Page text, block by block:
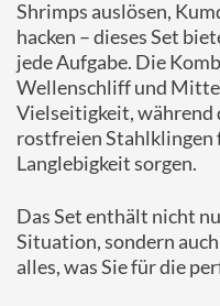
Shrimps auslösen,
hacken – dieses Set
jede Aufgabe. Die
Wellenschliff und
Vielseitigkeit, während
rostfreien Stahlklingen
Langlebigkeit sorgen.
Das Set enthält nicht
Situation, sondern
alles, was Sie für die